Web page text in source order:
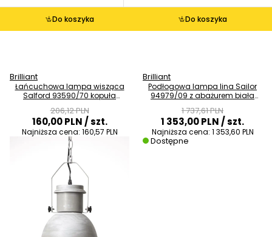
Do koszyka
Brilliant
Łańcuchowa lampa wisząca
Salford 93590/70 kopuła
206,12 PLN
160,00 PLN/ szt.
Najniższa cena: 160,57 PLN
Do koszyka
Brilliant
Podłogowa lampa lina Sailor
94979/09 z abażurem biała
1 737,61 PLN
1 353,00 PLN/ szt.
Najniższa cena: 1 353,60 PLN
Dostępne